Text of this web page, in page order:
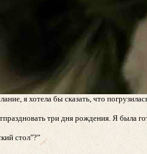
я хотела бы сказать, что
три дня рождения. Я была
стол"?”